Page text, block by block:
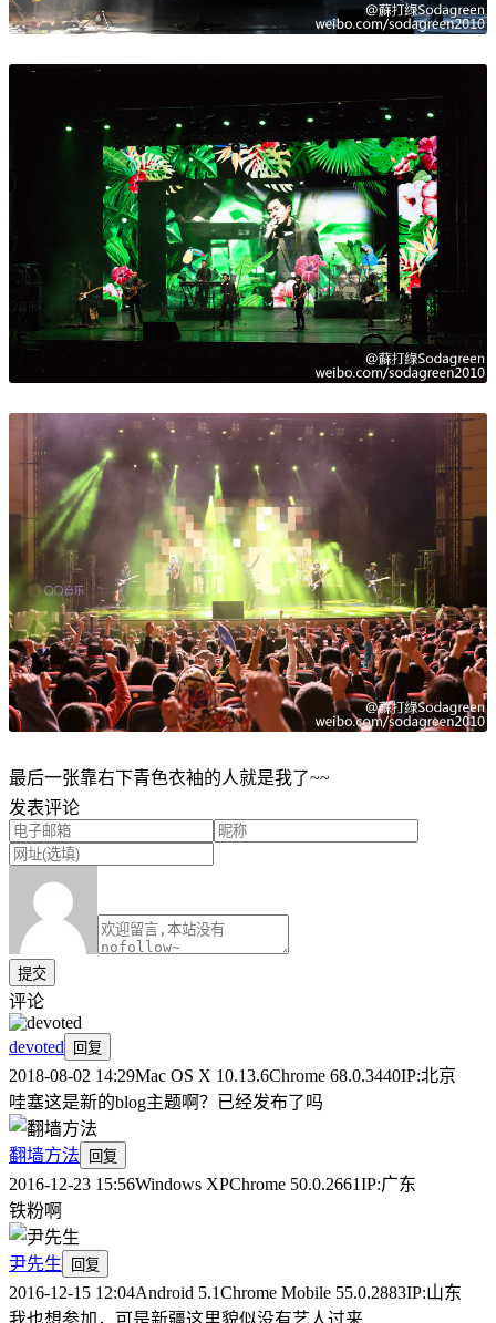
最后一张靠右下青色衣袖的人就是我了~~
发表评论
提交
评论
devoted 回复
2018-08-02 14:29Mac OS X 10.13.6Chrome 68.0.3440IP:北京
哇塞这是新的blog主题啊？已经发布了吗
翻墙方法 回复
2016-12-23 15:56Windows XPChrome 50.0.2661IP:广东
铁粉啊
尹先生 回复
2016-12-15 12:04Android 5.1Chrome Mobile 55.0.2883IP:山东
我也想参加，可是新疆这里貌似没有艺人过来